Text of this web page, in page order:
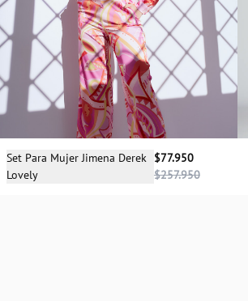
Selecciona una talla
Set Para Mujer Jimena Derek
Lovely
$77.950
$257.950